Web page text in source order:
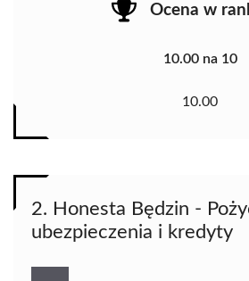
Ocena w
10.00 na 10
10.00
2. Honesta Będzin -
ubezpieczenia i kredyty